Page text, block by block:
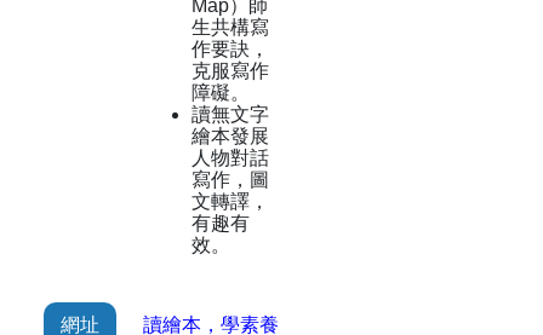
Map）師
生共構寫
作要訣，
克服寫作
障礙。
讀無文字
繪本發展
人物對話
寫作，圖
文轉譯，
有趣有
效。
網址 讀繪本，學素養